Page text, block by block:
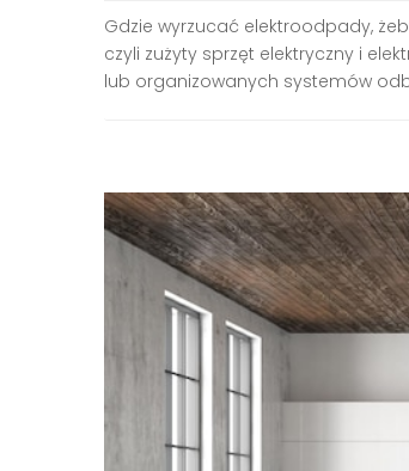
Gdzie wyrzucać elektroodpady,
czyli zużyty sprzęt elektryczny i
lub organizowanych systemów